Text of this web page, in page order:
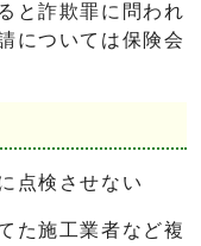
と詐欺罪に問われ
については保険会
点検させない
た施工業者など複